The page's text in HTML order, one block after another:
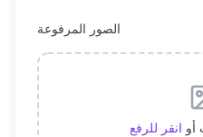
الصور المرفوعة
أو انقر للرفع